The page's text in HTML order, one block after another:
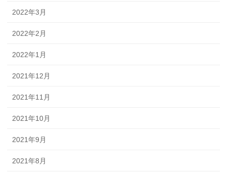
2022年3月
2022年2月
2022年1月
2021年12月
2021年11月
2021年10月
2021年9月
2021年8月